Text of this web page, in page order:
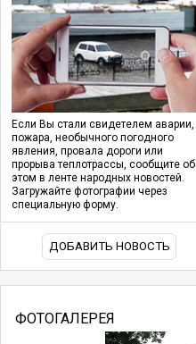
Если Вы стали свидетелем аварии,
пожара, необычного погодного
явления, провала дороги или
прорыва теплотрассы, сообщите об
этом в ленте народных новостей.
Загружайте фотографии через
специальную форму.
ДОБАВИТЬ НОВОСТЬ
ФОТОГАЛЕРЕЯ